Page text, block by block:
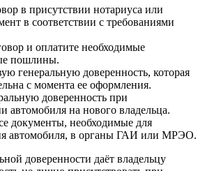
в присутствии нотариуса или
в соответствии с требованиями
и оплатите необходимые
пошлины.
генеральную доверенность, которая
с момента ее оформления.
доверенность при
автомобиля на нового владельца.
документы, необходимые для
автомобиля, в органы ГАИ или МРЭО.
доверенности даёт владельцу